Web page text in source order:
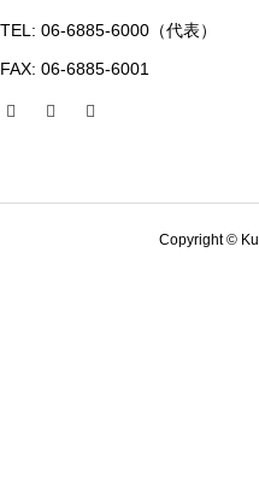
TEL: 06-6885-6000（代表）
FAX: 06-6885-6001
Copyright ©